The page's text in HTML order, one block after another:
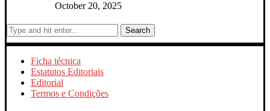
October 20, 2025
Search
Ficha técnica
Estatutos Editoriais
Editorial
Termos e Condições